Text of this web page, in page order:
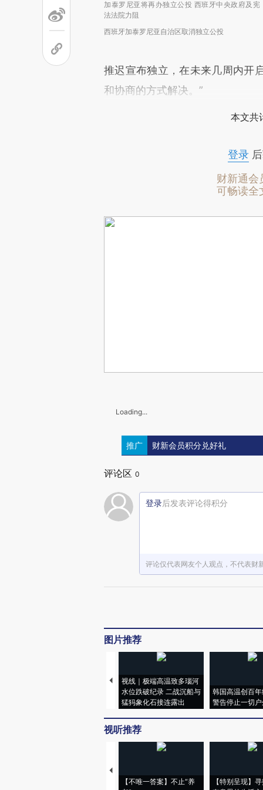
加泰罗尼亚将再办独立公投 西班牙中央政府及宪
法法院力阻
西班牙加泰罗尼亚自治区取消独立公投
推迟宣布独立，在未来几周内开
和协商的方式解决。”
本文共
登录后
财新通会
可畅读全
Loading...
推广 财新会员积分兑好礼
评论区 0
登录后发表评论得积分
评论仅代表网友个人观点，不代表财
图片推荐
视线｜极端高温致多瑙河
水位跌破纪录 二战沉船与
猛犸象化石接连露出
韩国高温创百
警告停止一切
视听推荐
【不唯一答案】不止“养
【特别呈现】